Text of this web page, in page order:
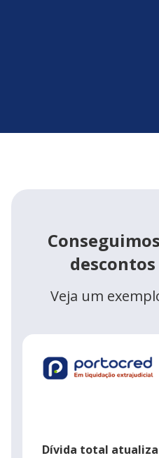
Veja um
Dívida total